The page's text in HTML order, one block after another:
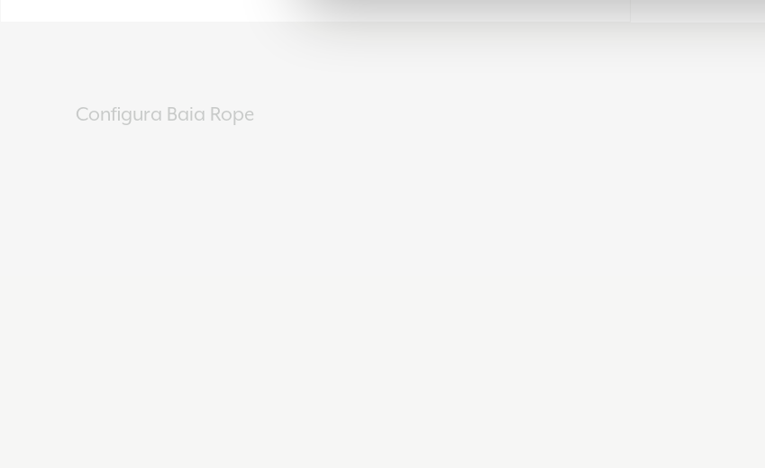
Configura Baia Rope